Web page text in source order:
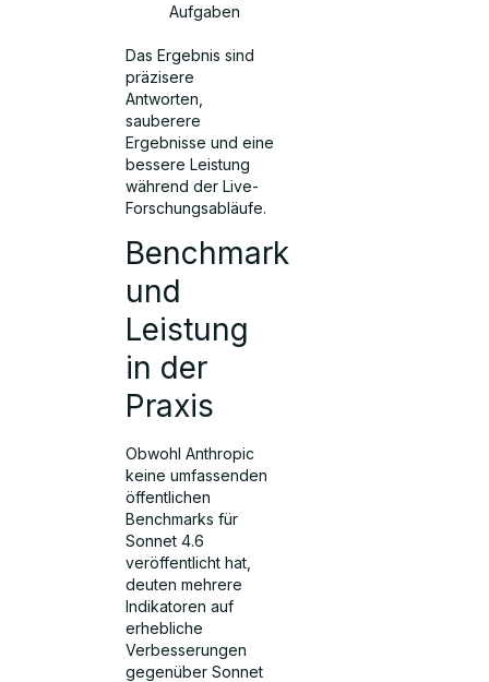
Aufgaben
Das Ergebnis sind
präzisere
Antworten,
sauberere
Ergebnisse und eine
bessere Leistung
während der Live-
Forschungsabläufe.
Benchmark
und
Leistung
in der
Praxis
Obwohl Anthropic
keine umfassenden
öffentlichen
Benchmarks für
Sonnet 4.6
veröffentlicht hat,
deuten mehrere
Indikatoren auf
erhebliche
Verbesserungen
gegenüber Sonnet